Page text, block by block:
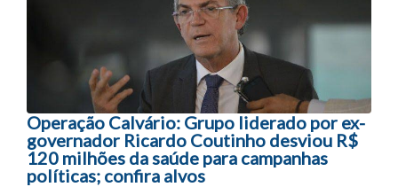
Operação Calvário: Grupo liderado por ex-
governador Ricardo Coutinho desviou R$
120 milhões da saúde para campanhas
políticas; confira alvos